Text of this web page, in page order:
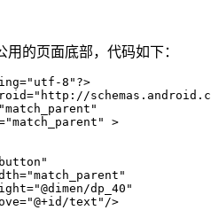
用的页面底部，代码如下：
8"?>
>
dp_40"
text"/>